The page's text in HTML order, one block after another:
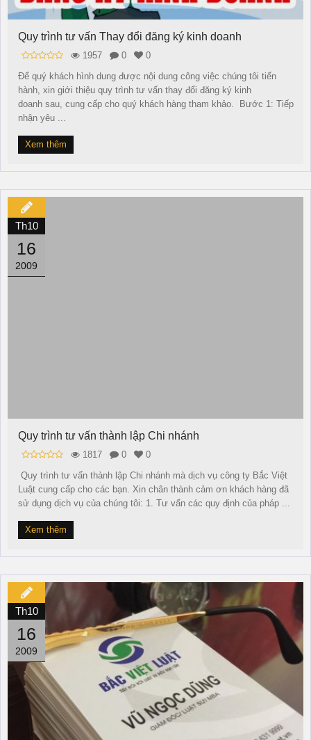
Quy trình tư vấn Thay đổi đăng ký kinh doanh
1957 0
0
Để quý khách hình dung được nội dung công việc chúng tôi tiến
hành, xin giới thiệu quy trình tư vấn thay đổi đăng ký kinh
doanh sau, cung cấp cho quý khách hàng tham khảo. Bước 1: Tiếp
nhận yêu ...
Xem thêm
Th10
16
2009
Quy trình tư vấn thành lập Chi nhánh
1817 0
0
Quy trình tư vấn thành lập Chi nhánh mà dịch vụ công ty Bắc Việt
Luật cung cấp cho các bạn. Xin chân thành cảm ơn khách hàng đã
sử dụng dịch vụ của chúng tôi: 1. Tư vấn các quy định của pháp ...
Xem thêm
Th10
16
2009